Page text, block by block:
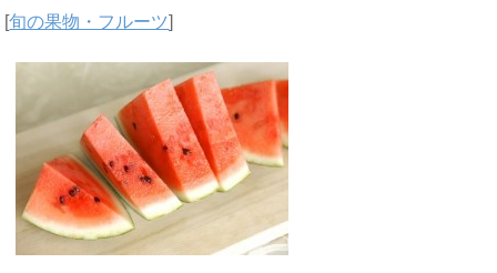
[旬の果物・フルーツ]